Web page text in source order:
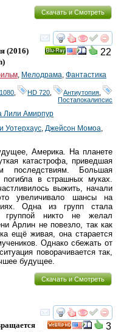
Скачать и Смотреть
смотреть
22
(2016)
)
, Мелодрама, Фантастика
HD 720 Антиутопия
Постапокалипсис
Лили Амирпур
Уотерхаус, Джейсон Момоа,
Америка. На планете
катастрофа, приведшая
последствиям. Большая
в страшных муках.
выжить, начали
увеличивало шансы на
Одна из групп стала
группой никто не желал
Арлин не повезло, так как
ещё живая, она старается
Однако сбежать от
поворачивается так,
будущее.
Скачать и Смотреть
смотреть
3